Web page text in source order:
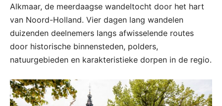
Alkmaar, de meerdaagse wandeltocht door het hart
van Noord-Holland. Vier dagen lang wandelen
duizenden deelnemers langs afwisselende routes
door historische binnensteden, polders,
natuurgebieden en karakteristieke dorpen in de regio.